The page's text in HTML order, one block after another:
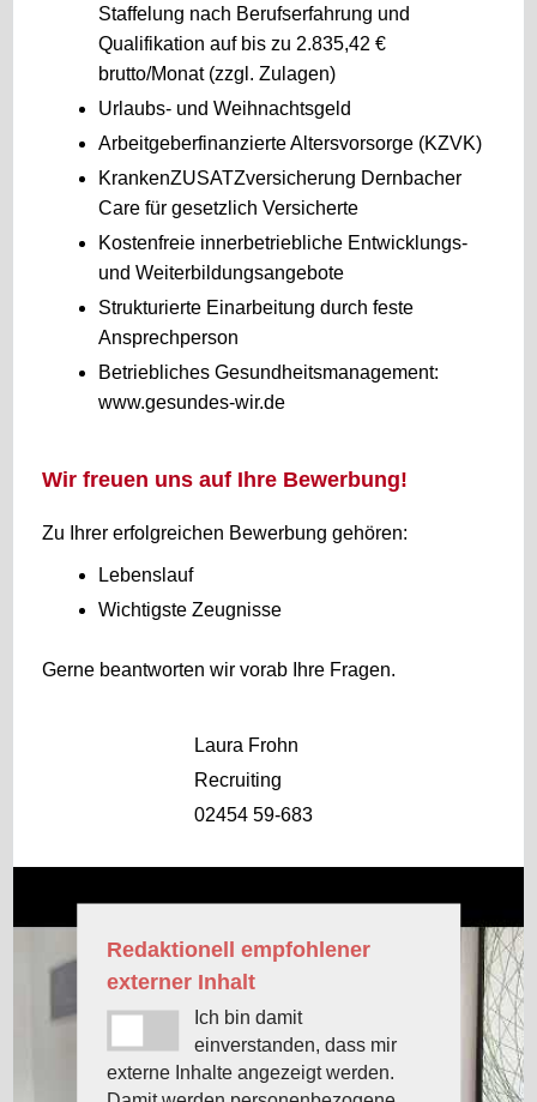
Staffelung nach Berufserfahrung und
Qualifikation auf bis zu 2.835,42 €
brutto/Monat (zzgl. Zulagen)
Urlaubs- und Weihnachtsgeld
Arbeitgeberfinanzierte Altersvorsorge (KZVK)
KrankenZUSATZversicherung Dernbacher
Care für gesetzlich Versicherte
Kostenfreie innerbetriebliche Entwicklungs-
und Weiterbildungsangebote
Strukturierte Einarbeitung durch feste
Ansprechperson
Betriebliches Gesundheitsmanagement:
www.gesundes-wir.de
Wir freuen uns auf Ihre Bewerbung!
Zu Ihrer erfolgreichen Bewerbung gehören:
Lebenslauf
Wichtigste Zeugnisse
Gerne beantworten wir vorab Ihre Fragen.
Laura Frohn
Recruiting
02454 59-683
Redaktionell empfohlener
externer Inhalt
Ich bin damit
einverstanden, dass mir
externe Inhalte angezeigt werden.